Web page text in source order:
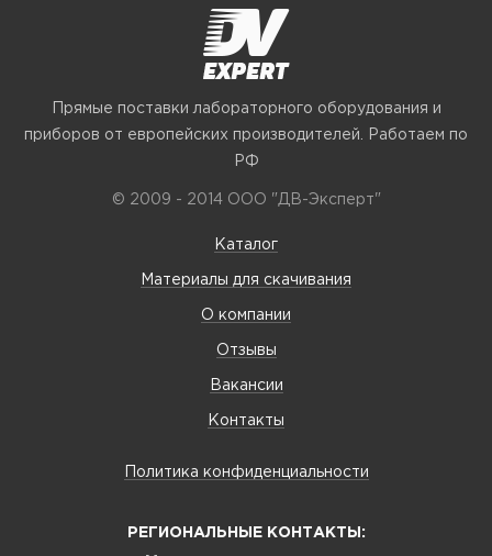
Прямые поставки лабораторного оборудования и
приборов от европейских производителей. Работаем по
РФ
© 2009 - 2014 ООО "ДВ-Эксперт"
Каталог
Материалы для скачивания
О компании
Отзывы
Вакансии
Контакты
Политика конфиденциальности
РЕГИОНАЛЬНЫЕ КОНТАКТЫ: